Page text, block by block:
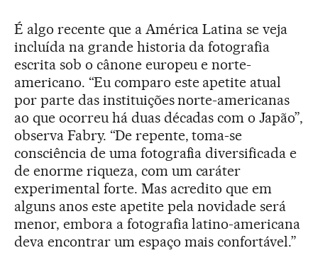
É algo recente que a América Latina se veja
incluída na grande historia da fotografia
escrita sob o cânone europeu e norte-
americano. “Eu comparo este apetite atual
por parte das instituições norte-americanas
ao que ocorreu há duas décadas com o Japão”,
observa Fabry. “De repente, toma-se
consciência de uma fotografia diversificada e
de enorme riqueza, com um caráter
experimental forte. Mas acredito que em
alguns anos este apetite pela novidade será
menor, embora a fotografia latino-americana
deva encontrar um espaço mais confortável.”